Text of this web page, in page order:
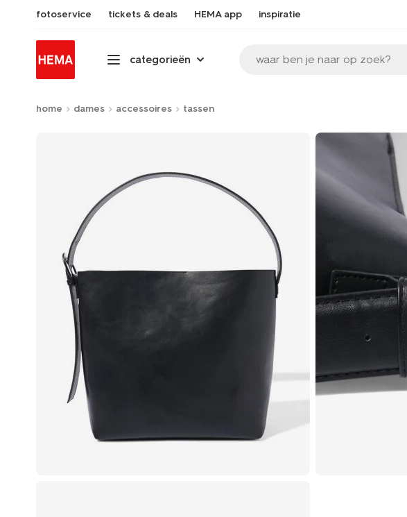
fotoservice tickets & deals HEMA app inspiratie
categorieën waar ben je naar op zoek?
home dames accessoires tassen